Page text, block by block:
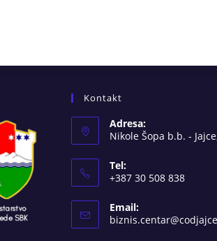
Kontakt
Adresa:
Nikole Šopa b.b. -
Tel:
+387 30 508 838
Email: